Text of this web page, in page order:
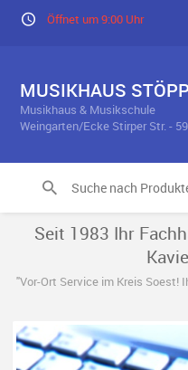
Öffnet um 9:00 Uhr
MUSIKHAUS
Musikhaus & Musikschule
Weingarten/Ecke Stirper Str. -
Seit 1983 Ihr
"Vor-Ort Service im Kreis Soest!